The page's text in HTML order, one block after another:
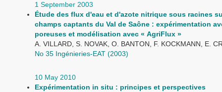
1 September 2003
Étude des flux d'eau et d'azote nitrique sous racines
champs captants du Val de Saône : expérimentation
poreuses et modélisation avec « AgriFlux »
A. VILLARD, S. NOVAK, O. BANTON, F. KOCKMANN, E.
No 35 Ingénieries-EAT (2003)
10 May 2010
Expérimentation in situ : principes et perspectives